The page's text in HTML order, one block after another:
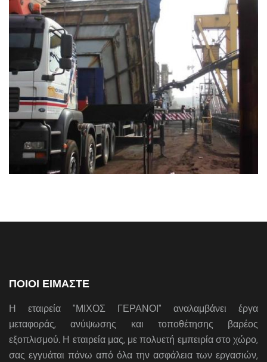
ΠΟΙΟΙ ΕΙΜΑΣΤΕ
Η εταιρεία "ΜΙΧΟΣ ΓΕΡΑΝΟΙ" αναλαμβάνει έργα
μεταφοράς, ανύψωσης και τοποθέτησης βαρέος
εξοπλισμού. Η εταιρεία μας, με πολυετή εμπειρία στο χώρο,
σας εγγυάται πάνω από όλα την ασφάλεια των εργασιών,